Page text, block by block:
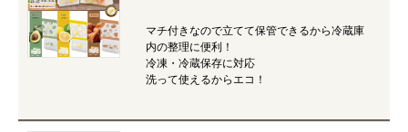
マチ付きなので立てて保管できるから冷蔵庫
内の整理に便利！
冷凍・冷蔵保存に対応
洗って使えるからエコ！